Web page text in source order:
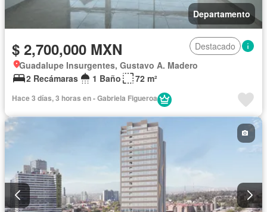
Departamento
$ 2,700,000 MXN
Destacado
Guadalupe Insurgentes, Gustavo A. Madero
2 Recámaras
1 Baño 72 m²
Hace 3 días, 3 horas en - Gabriela Figueroa